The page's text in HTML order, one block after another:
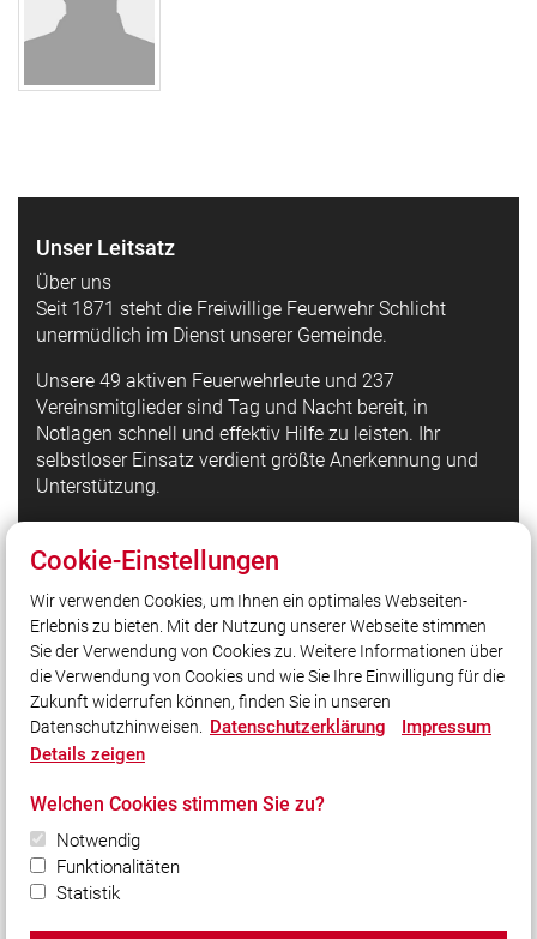
Unser Leitsatz
Über uns
Seit 1871 steht die Freiwillige Feuerwehr Schlicht
unermüdlich im Dienst unserer Gemeinde.
Unsere 49 aktiven Feuerwehrleute und 237
Vereinsmitglieder sind Tag und Nacht bereit, in
Notlagen schnell und effektiv Hilfe zu leisten. Ihr
selbstloser Einsatz verdient größte Anerkennung und
Unterstützung.
Quicklinks
LFV Bayern
Quicklink intern
@Feuerwehr_Schlicht_Instagram
Social Media
Bleiben Sie mit uns in Kontakt und vernetzen Sie sich
mit uns!
Cookie-Einstellungen
Wir verwenden Cookies, um Ihnen ein optimales Webseiten-
Erlebnis zu bieten. Mit der Nutzung unserer Webseite stimmen
Sie der Verwendung von Cookies zu. Weitere Informationen über
die Verwendung von Cookies und wie Sie Ihre Einwilligung für die
Zukunft widerrufen können, finden Sie in unseren
Datenschutzhinweisen. Datenschutzerklärung
Impressum
Details zeigen
Welchen Cookies stimmen Sie zu?
Notwendig
Funktionalitäten
Statistik